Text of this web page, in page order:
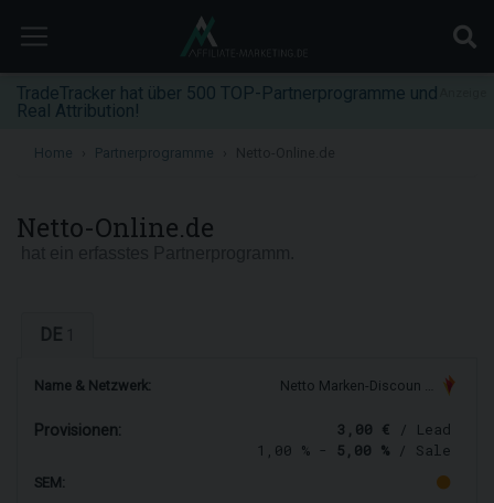
TradeTracker hat über 500 TOP-Partnerprogramme und
Real Attribution!
Home Partnerprogramme
Netto-Online.de
DE
Name & Netzwerk: Netto Marken-Discoun …
Provisionen: 3,00 € / Lead
1,00 % -
5,00 % / Sale
SEM: